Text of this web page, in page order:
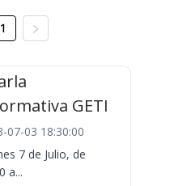
1
GETI
07-03 18:30:00
7 de Julio, de
a...